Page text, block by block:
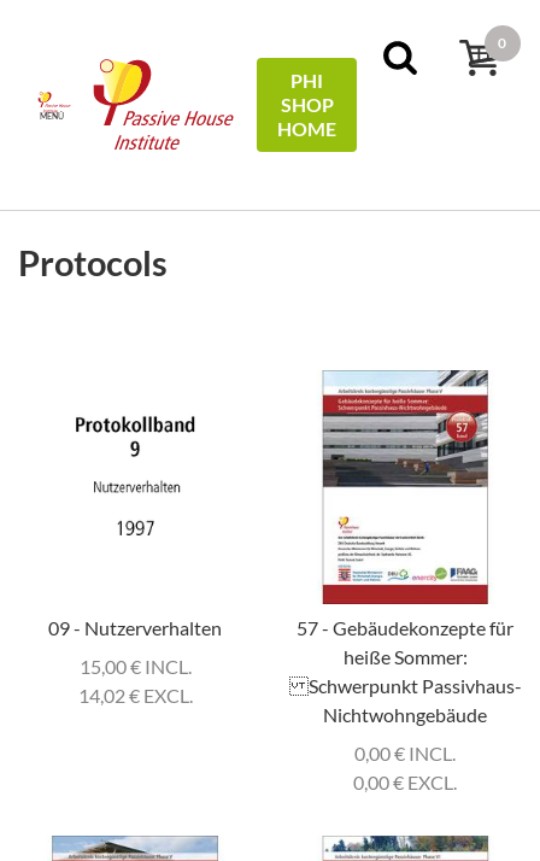
MENÚ
PHI
SHOP
HOME
0
Protocols
09 - Nutzerverhalten
15,00€INCL.
14,02 €EXCL.
57 - Gebäudekonzepte für
heiße Sommer:
Schwerpunkt Passivhaus-
Nichtwohngebäude
0,00€ INCL.
0,00€ EXCL.